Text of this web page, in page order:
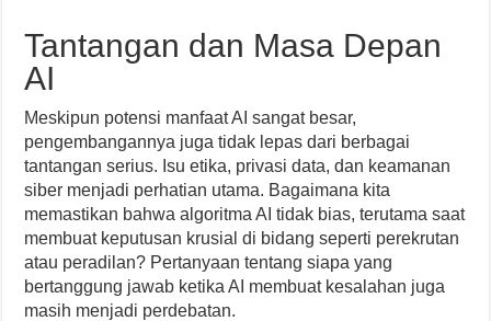
Tantangan dan Masa Depan
AI
Meskipun potensi manfaat AI sangat besar,
pengembangannya juga tidak lepas dari berbagai
tantangan serius. Isu etika, privasi data, dan keamanan
siber menjadi perhatian utama. Bagaimana kita
memastikan bahwa algoritma AI tidak bias, terutama saat
membuat keputusan krusial di bidang seperti perekrutan
atau peradilan? Pertanyaan tentang siapa yang
bertanggung jawab ketika AI membuat kesalahan juga
masih menjadi perdebatan.